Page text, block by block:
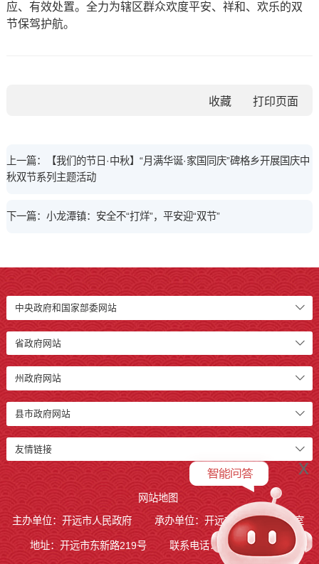
应、有效处置。全力为辖区群众欢度平安、祥和、欢乐的双
节保驾护航。
收藏
上一篇：【我们的节日·中秋】“月满华诞·家国同庆”碑格乡开展国庆中
秋双节系列主题活动
下一篇：小龙潭镇：安全不“打烊”，平安迎“双节”
中央政府和国家部委网站
省政府网站
州政府网站
县市政府网站
友情链接
网站地图
主办单位：开远市人民政府
承办单位：开远市人民政府办公室
地址：开远市东新路219号 联系电话：0873-7236877
x